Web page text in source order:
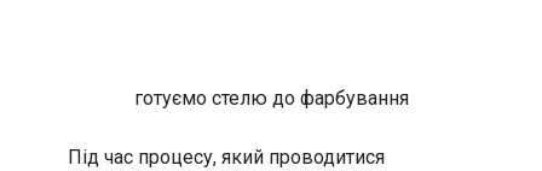
готуємо стелю до фарбування
Під час процесу, який проводитися